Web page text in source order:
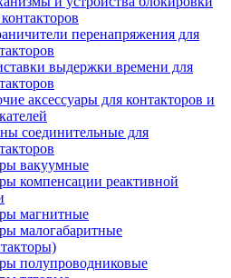
перенапряжения для
выдержки времени для
аксессуары для контакторов и
соединительные для
вакуумные
компенсации реактивной
магнитные
малогабаритные
полупроводниковые